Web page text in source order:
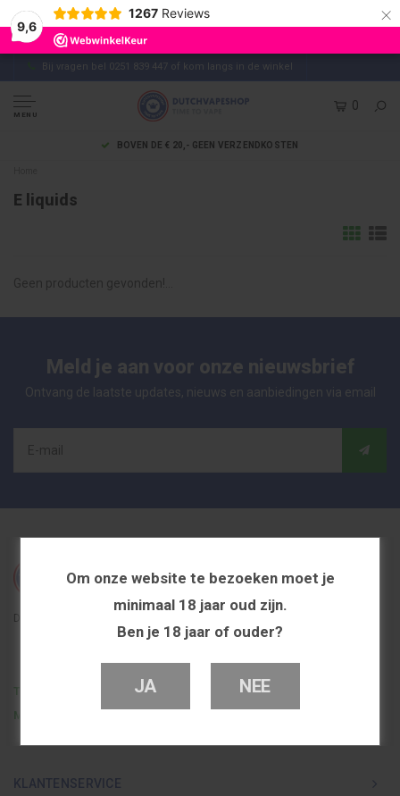
Om onze website te bezoeken moet je
minimaal 18 jaar oud zijn.
Ben je 18 jaar of ouder?
JA NEE
9,6
1267 Reviews ×
Bij vragen bel 0251 839 447 of kom langs in de winkel
MENU
0
BOVEN DE € 20,- GEEN VERZENDKOSTEN
E liquids
Geen producten gevonden!...
Meld je aan voor onze nieuwsbrief
Ontvang de laatste updates, nieuws en aanbiedingen via email
De beste en voordeligste vapeshop in Nederland
Telefoon
0251 839 447
KLANTENSERVICE